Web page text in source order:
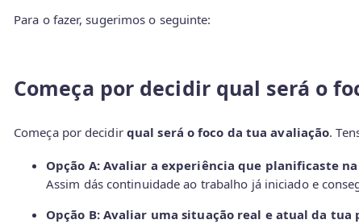
Para o fazer, sugerimos o seguinte:
Começa por decidir qual será o
Começa por decidir qual será o foco da tua avaliação.
Opção A: Avaliar a experiência que planificaste na
Assim dás continuidade ao trabalho já iniciado e
Opção B: Avaliar uma situação real e atual da tua